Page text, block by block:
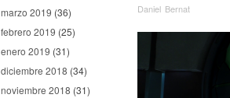
marzo 2019 (36)
febrero 2019 (25)
enero 2019 (31)
diciembre 2018 (34)
noviembre 2018 (31)
Daniel Bernat